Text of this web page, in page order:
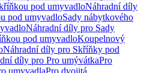
pod umyvadloNáhradní díly
pod umyvadloSady nábytkového
Náhradní díly pro Sady
pod umyvadloKoupelnový
Náhradní díly pro Skříňky pod
díly pro Pro umývátkaPro
umyvadlaPro dvojitá